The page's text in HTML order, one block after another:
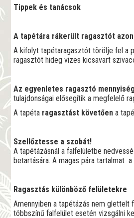
Tippek és tanácsok
A tapétára rákerült ragasztót
A kifolyt tapétaragasztót törölje fel a
ragasztót hideg vizes kicsavart
Az egyenletes ragasztó
tulajdonságai elősegítik a megfelelő
A tapéta ragasztást követően a
Szellőztesse a szobát!
A tapétázásnál a falfelületbe
betartására. A magas pára tartalmat
Ragasztás különböző felületekre
Amennyiben a tapétázás nem glettelt
többszínű falfelület esetén vizsgálni